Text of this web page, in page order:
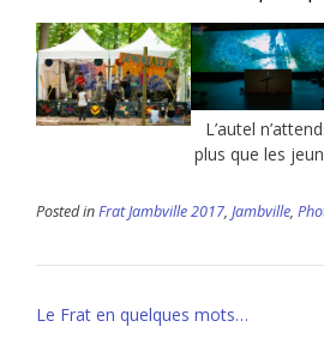
L’autel
plus que les
Posted inFrat Jambville 2017, Jambville,
Post
Le Frat en quelques mots…